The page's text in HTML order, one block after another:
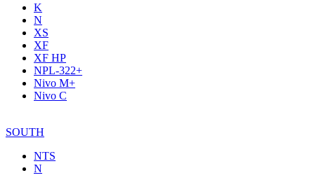
K
N
XS
XF
XF НР
NPL-322+
Nivo M+
Nivo C
SOUTH
NTS
N